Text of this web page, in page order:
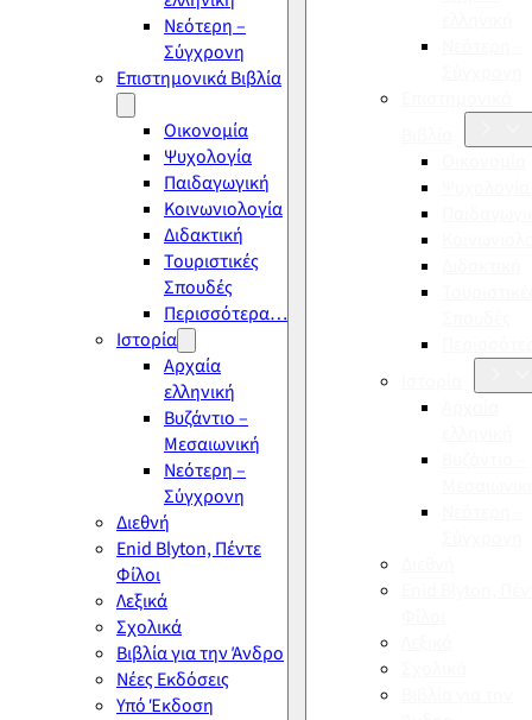
Νεότερη –
Σύγχρονη
Επιστημονικά Βιβλία
Οικονομία
Ψυχολογία
Παιδαγωγική
Κοινωνιολογία
Διδακτική
Τουριστικές
Σπουδές
Περισσότερα…
Ιστορία
Αρχαία
ελληνική
Βυζάντιο –
Μεσαιωνική
Νεότερη –
Σύγχρονη
Διεθνή
Enid Blyton, Πέντε
Φίλοι
Λεξικά
Σχολικά
Βιβλία για την Άνδρο
Νέες Εκδόσεις
Υπό Έκδοση